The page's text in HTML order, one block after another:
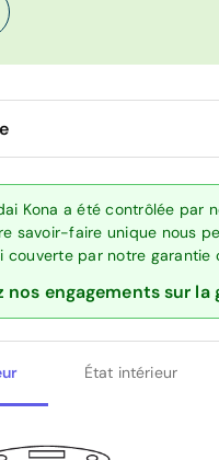
Kona a été contrôlée par
savoir-faire unique nous
couverte par notre garantie
nos engagements sur
État intérieur